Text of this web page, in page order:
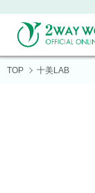
TOP 十美LAB